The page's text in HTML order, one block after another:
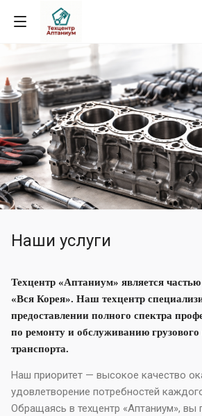
Наши услуги
Техцентр «Аптаниум» является
«Вся Корея». Наш техцентр
предоставлении полного спектра
по ремонту и обслуживанию грузового
транспорта.
Наш приоритет — высокое качество
удовлетворение потребностей
Обращаясь в техцентр «Аптаниум», вы